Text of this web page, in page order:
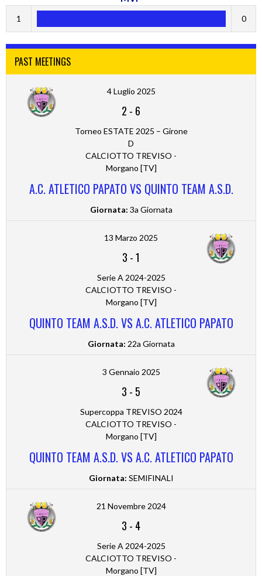
1 0
PAST MEETINGS
4 Luglio 2025
2 - 6
Torneo ESTATE 2025 – Girone
D
CALCIOTTO TREVISO -
Morgano [TV]
A.C. ATLETICO PAPATO VS QUINTO TEAM A.S.D.
Giornata: 3a Giornata
13 Marzo 2025
3 -1
Serie A 2024-2025
CALCIOTTO TREVISO -
Morgano [TV]
QUINTO TEAM A.S.D. VS A.C. ATLETICO PAPATO
Giornata: 22a Giornata
3 Gennaio 2025
3 - 5
Supercoppa TREVISO 2024
CALCIOTTO TREVISO -
Morgano [TV]
QUINTO TEAM A.S.D. VS A.C. ATLETICO PAPATO
Giornata: SEMIFINALI
21 Novembre 2024
3 - 4
Serie A 2024-2025
CALCIOTTO TREVISO -
Morgano [TV]